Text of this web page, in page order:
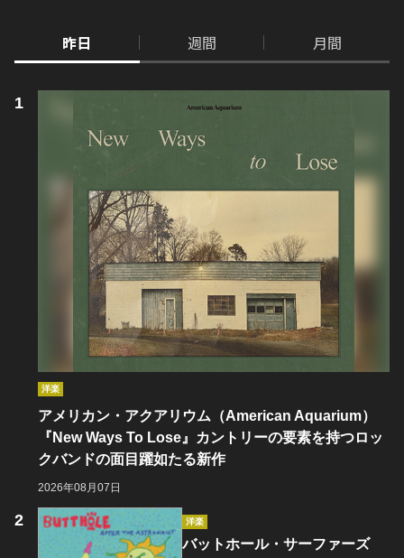
昨日 週間 月間
洋楽
アメリカン・アクアリウム（American Aquarium）
『New Ways To Lose』カントリーの要素を持つロッ
クバンドの面目躍如たる新作
2026年08月07日
洋楽
バットホール・サーファーズ